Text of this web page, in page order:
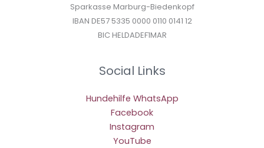
Sparkasse Marburg-Biedenkopf
IBAN DE57 5335 0000 0110 0141 12
BIC HELDADEF1MAR
Social Links
Hundehilfe WhatsApp
Facebook
Instagram
YouTube